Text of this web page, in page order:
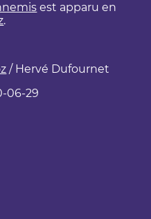
est apparu en
.
/ Hervé Dufournet
06-29